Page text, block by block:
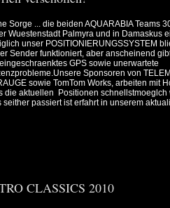
Sorge ... die beiden AQUARABIA Teams
Wuestenstadt Palmyra und in Damaskus
unser POSITIONIERUNGSSYSTEM
Sender funktioniert, aber anscheinend
GPS sowie unerwartete
Sponsoren von
sowie TomTom Works, arbeiten mit
die aktuellen Positionen schnellstmoeglch
seither passiert ist erfahrt in unserem
CLASSICS 2010